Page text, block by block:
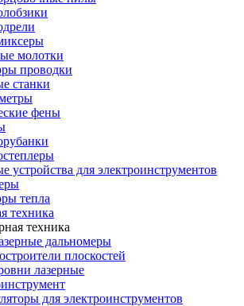
молотки
проводки
станки
фены
устройства для электроинструментов
тепла
техника
техника
дальномеры
плоскостей
лазерные
для электроинструментов